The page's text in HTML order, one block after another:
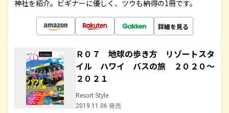
神社を紹介。ビギナーに優しく、ツウも納得の1冊です。
詳細を見る
Ｒ０７ 地球の歩き方 リゾートスタ
イル ハワイ バスの旅 ２０２０～
２０２１
Resort Style
2019.11.06 発売